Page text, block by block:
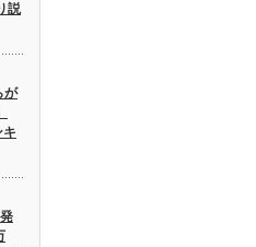
説
が
キ